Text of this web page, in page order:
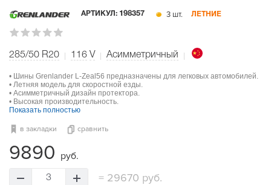
АРТИКУЛ: 198357 3 шт. ЛЕТНИЕ
285/50 R20 116 V Асимметричный
• Шины Grenlander L-Zeal56 предназначены для легковых автомобилей.
• Летняя модель для скоростной езды.
• Асимметричный дизайн протектора.
• Высокая производительность.
Показать полностью
в закладки сравнить
9890 руб.
3 = 29670 руб.